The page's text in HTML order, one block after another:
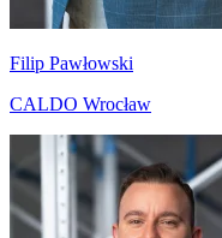
Filip Pawłowski
CALDO Wrocław